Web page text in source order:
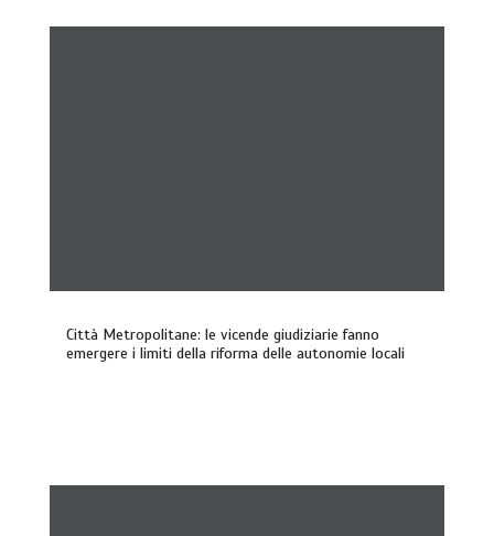
Città Metropolitane: le vicende giudiziarie fanno
emergere i limiti della riforma delle autonomie locali